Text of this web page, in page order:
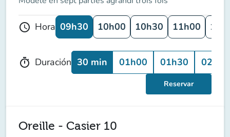
schedule Hora 09h30 10h00 10h30 11h00
timer Duración 30 min 01h00 01h30 02h00
Reservar
Oreille - Casier 10